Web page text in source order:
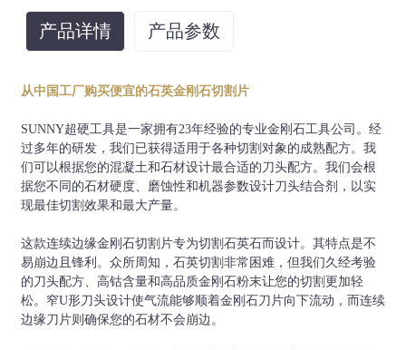
产品详情 产品参数
从中国工厂购买便宜的石英金刚石切割片
SUNNY超硬工具是一家拥有23年经验的专业金刚石工具公司。经
过多年的研发，我们已获得适用于各种切割对象的成熟配方。我
们可以根据您的混凝土和石材设计最合适的刀头配方。我们会根
据您不同的石材硬度、磨蚀性和机器参数设计刀头结合剂，以实
现最佳切割效果和最大产量。
这款连续边缘金刚石切割片专为切割石英石而设计。其特点是不
易崩边且锋利。众所周知，石英切割非常困难，但我们久经考验
的刀头配方、高钴含量和高品质金刚石粉末让您的切割更加轻
松。窄U形刀头设计使气流能够顺着金刚石刀片向下流动，而连续
边缘刀片则确保您的石材不会崩边。
米）
φ300
寸
2.2/2.0
40x3.0/2.8x8(10)
(12)(15)
21/22
φ350
14英
寸
2.2/2.4
40x3.0/3.2x8(10)
(12)(15)(20)
24/25
16英
寸
(12)(15)(20)
φ450
18英
寸
2.8/3.0
40x4.0/4.2x8(10)
(12)(15)(20)
三十二
φ500
20英
2.8/3.0